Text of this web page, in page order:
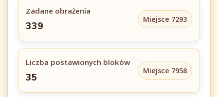
Zadane obrażenia
339
Miejsce 7293
Liczba postawionych bloków
35
Miejsce 7958